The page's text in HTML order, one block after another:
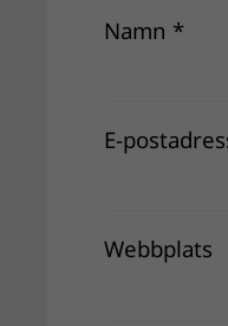
Namn *
E-
Webbplats